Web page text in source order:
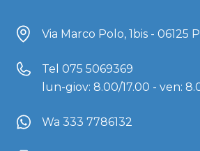
Via Marco Polo, 1bis - 06125
Tel 075 5069369
lun-giov: 8.00/17.00 - ven:
Wa 333 7786132